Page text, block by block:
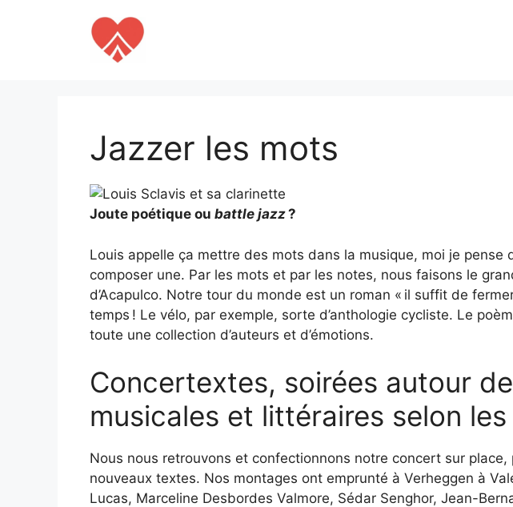
Jazzer les mots
Joute poétique ou battle jazz?
Louis appelle ça mettre des mots dans la musique, moi je pense
composer une. Par les mots et par les notes, nous faisons le
d’Acapulco. Notre tour du monde est un roman « il suffit de
temps ! Le vélo, par exemple, sorte d’anthologie cycliste. Le
toute une collection d’auteurs et d’émotions.
Concertextes, soirées autour
musicales et littéraires selon les
Nous nous retrouvons et confectionnons notre concert sur
nouveaux textes. Nos montages ont emprunté à Verheggen à
Lucas, Marceline Desbordes Valmore, Sédar Senghor, Jean-